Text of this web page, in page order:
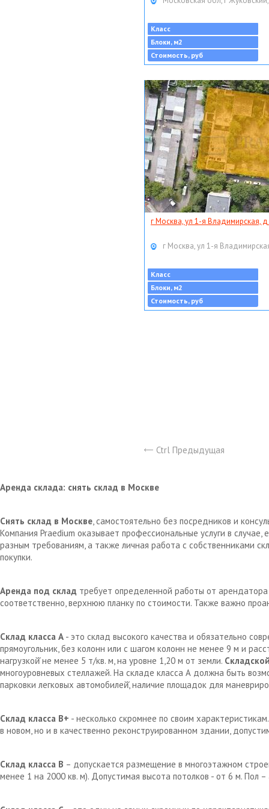
Класс
Блоки, м2
Стоимость, руб
г Москва, ул 1-я Владимирская, д
г Москва, ул 1-я
Класс
Блоки, м2
Стоимость, руб
Ctrl Предыдущая
Аренда склада: снять склад в Москве
Снять склад в Москве, самостоятельно без посредников и
Компания Praedium оказывает профессиональные услуги в
разным требованиям, а также личная работа с собственниками
покупки.
Аренда под склад требует определенной работы от
соответственно, верхнюю планку по стоимости. Также важно
Склад класса А - это склад высокого качества и обязательно
прямоугольник, без колонн или с шагом колонн не менее 9 м и
нагрузкой̆ не менее 5 т/кв. м, на уровне 1,20 м от земли.
многоуровневых стеллажей. На складе класса А должна быть
парковки легковых автомобилей̆, наличие площадок для
Склад класса В+ - несколько скромнее по своим
в новом, но и в качественно реконструированном здании,
Склад класса В – допускается размещение в многоэтажном
менее 1 на 2000 кв. м). Допустимая высота потолков - от 6 м. Пол